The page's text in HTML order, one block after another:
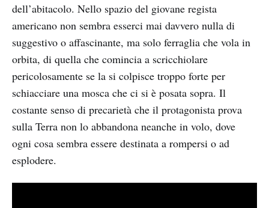
dell’abitacolo. Nello spazio del giovane regista
americano non sembra esserci mai davvero nulla di
suggestivo o affascinante, ma solo ferraglia che vola in
orbita, di quella che comincia a scricchiolare
pericolosamente se la si colpisce troppo forte per
schiacciare una mosca che ci si è posata sopra. Il
costante senso di precarietà che il protagonista prova
sulla Terra non lo abbandona neanche in volo, dove
ogni cosa sembra essere destinata a rompersi o ad
esplodere.